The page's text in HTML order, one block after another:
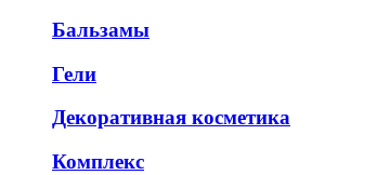
Бальзамы
Гели
Декоративная косметика
Комплекс